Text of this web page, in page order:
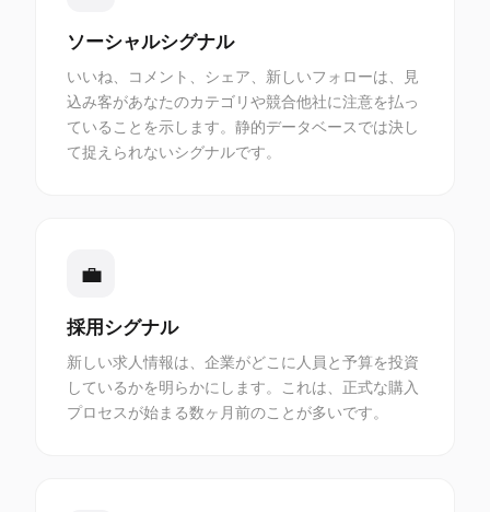
ソーシャルシグナル
いいね、コメント、シェア、新しいフォローは、見
込み客があなたのカテゴリや競合他社に注意を払っ
ていることを示します。静的データベースでは決し
て捉えられないシグナルです。
💼
採用シグナル
新しい求人情報は、企業がどこに人員と予算を投資
しているかを明らかにします。これは、正式な購入
プロセスが始まる数ヶ月前のことが多いです。